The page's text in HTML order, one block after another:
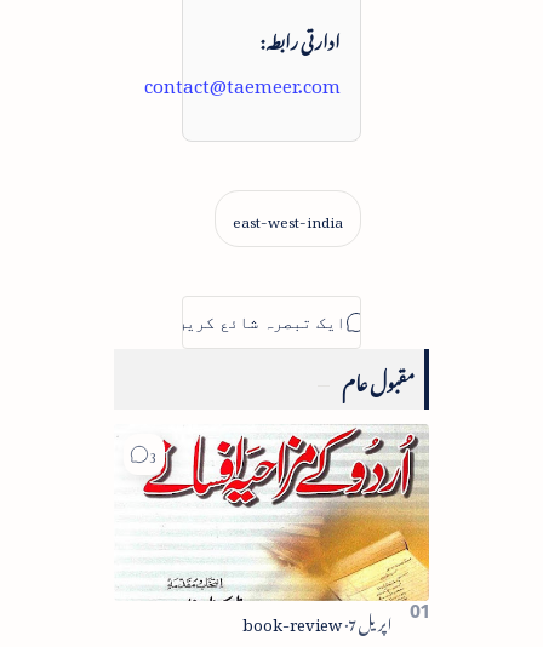
ادارتی رابطہ:
contact@taemeer.com
مقبول عام